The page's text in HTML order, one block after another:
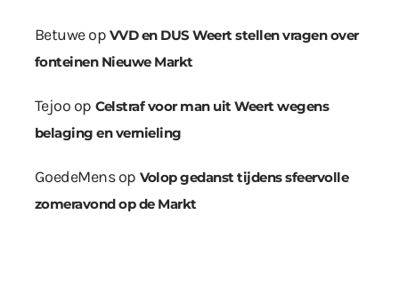
Betuweop VVD en DUS Weert stellen vragen over
fonteinen Nieuwe Markt
Tejoo op Celstraf voor man uit Weert wegens
belaging en vernieling
GoedeMensop Volop gedanst tijdens sfeervolle
zomeravond op de Markt